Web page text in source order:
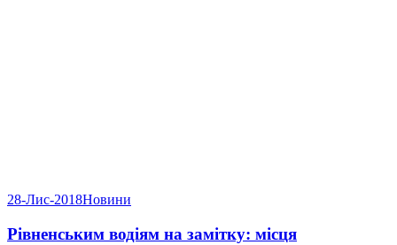
28-Лис-2018Новини
Рівненським водіям на замітку: місця